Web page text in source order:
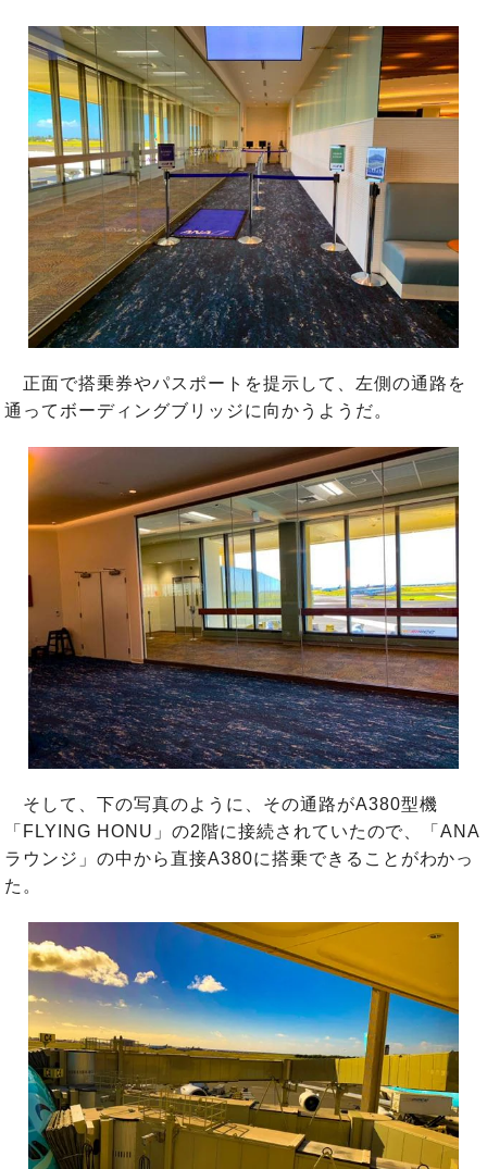
正面で搭乗券やパスポートを提示して、左側の通路を
通ってボーディングブリッジに向かうようだ。
そして、下の写真のように、その通路がA380型機
「FLYING HONU」の2階に接続されていたので、「ANA
ラウンジ」の中から直接A380に搭乗できることがわかっ
た。